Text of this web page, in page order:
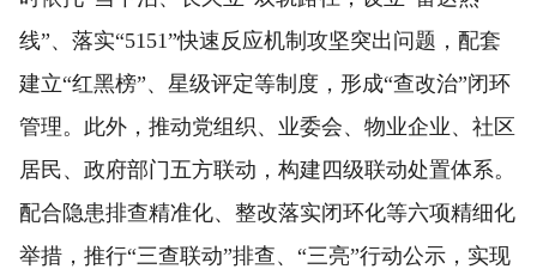
线”、落实“5151”快速反应机制攻坚突出问题，配套
建立“红黑榜”、星级评定等制度，形成“查改治”闭环
管理。此外，推动党组织、业委会、物业企业、社区
居民、政府部门五方联动，构建四级联动处置体系。
配合隐患排查精准化、整改落实闭环化等六项精细化
举措，推行“三查联动”排查、“三亮”行动公示，实现